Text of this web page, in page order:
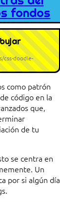
fondos
css-doodle-
como patrón
código en la
que,
de tu
se centra en
Un
por si algún día